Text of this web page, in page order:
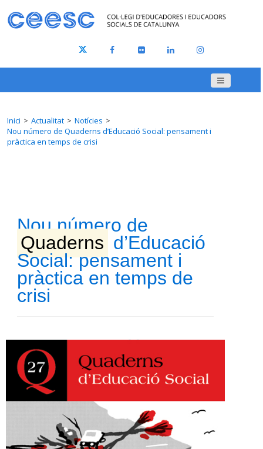
Inici Actualitat
Notícies
Nou número de Quaderns d’Educació Social: pensament i
pràctica en temps de crisi
Nou número de
Quaderns d’Educació
Social: pensament i
pràctica en temps de
crisi